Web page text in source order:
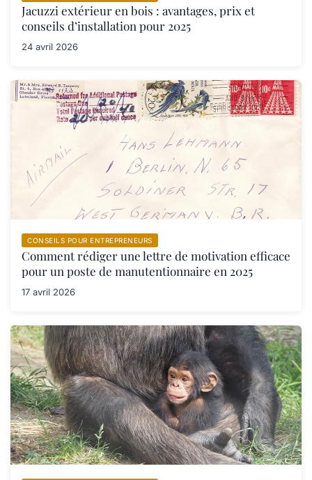
Jacuzzi extérieur en bois : avantages, prix et
conseils d’installation pour 2025
24 avril 2026
CONSEILS POUR ENTREPRENEURS
Comment rédiger une lettre de motivation efficace
pour un poste de manutentionnaire en 2025
17 avril 2026